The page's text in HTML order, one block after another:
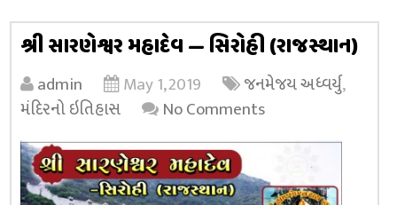
શ્રી સારણેશ્વર મહાદેવ — સિરોહી (રાજસ્થાન)
admin May 1, 2019 જનમેજય અધ્વર્યુ,
મંદિરનો ઇતિહાસ
No Comments